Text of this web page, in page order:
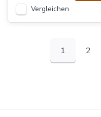
Vergleichen
1 2